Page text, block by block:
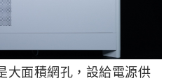
大面積網孔，設給電源供